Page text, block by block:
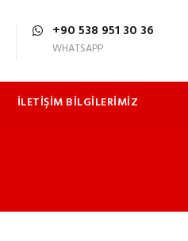
+90 538 951 30 36
WHATSAPP
İLETIŞIM BILGILERIMIZ